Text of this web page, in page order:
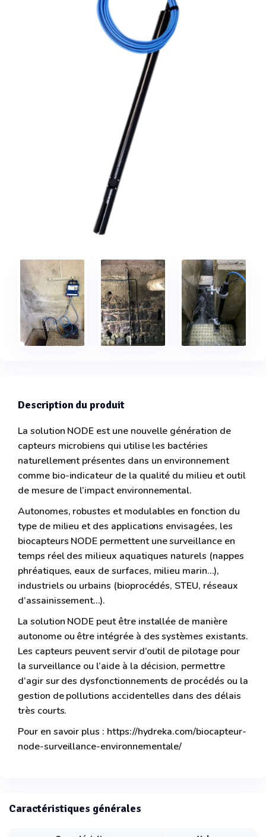
Description du produit
La solution NODE est une nouvelle génération de
capteurs microbiens qui utilise les bactéries
naturellement présentes dans un environnement
comme bio-indicateur de la qualité du milieu et outil
de mesure de l’impact environnemental.
Autonomes, robustes et modulables en fonction du
type de milieu et des applications envisagées, les
biocapteurs NODE permettent une surveillance en
temps réel des milieux aquatiques naturels (nappes
phréatiques, eaux de surfaces, milieu marin…),
industriels ou urbains (bioprocédés, STEU, réseaux
d’assainissement…).
La solution NODE peut être installée de manière
autonome ou être intégrée à des systèmes existants.
Les capteurs peuvent servir d’outil de pilotage pour
la surveillance ou l’aide à la décision, permettre
d’agir sur des dysfonctionnements de procédés ou la
gestion de pollutions accidentelles dans des délais
très courts.
Pour en savoir plus : https://hydreka.com/biocapteur-
node-surveillance-environnementale/
Caractéristiques générales